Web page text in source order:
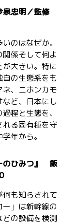
泉忠明／監修
のはなぜか。
係そして何よ
大きい。特に
の生態系をも
、ニホンカモ
ど、日本にし
程と生態を、
る固有種を守
年から。
のひみつ』 飯
も知らされて
」は新幹線の
どの設備を検測